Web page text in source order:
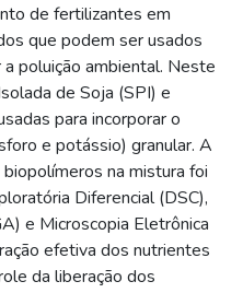
de fertilizantes em
que podem ser usados
poluição ambiental. Neste
de Soja (SPI) e
para incorporar o
e potássio) granular. A
na mistura foi
Diferencial (DSC),
e Microscopia Eletrônica
efetiva dos nutrientes
da liberação dos